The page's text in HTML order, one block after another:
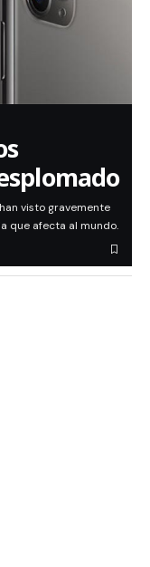
visto gravemente
que afecta al mundo.